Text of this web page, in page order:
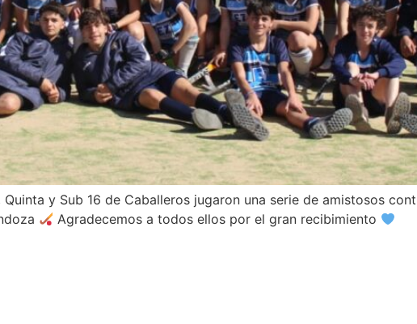
y Sub 16 de Caballeros jugaron una serie de amistosos
Agradecemos a todos ellos por el gran recibimiento